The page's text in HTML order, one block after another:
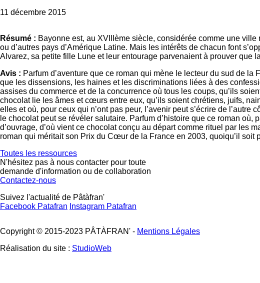
Date
11 décembre 2015
Résumé : Bayonne est, au XVIIIème siècle, considérée comme une
ou d’autres pays d’Amérique Latine. Mais les intérêts de chacun font
Alvarez, sa petite fille Lune et leur entourage parvenaient à prouver que
Avis : Parfum d’aventure que ce roman qui mène le lecteur du sud de
que les dissensions, les haines et les discriminations liées à des
assises du commerce et de la concurrence où tous les coups, qu’ils
chocolat lie les âmes et cœurs entre eux, qu’ils soient chrétiens, juifs,
elles et où, pour ceux qui n’ont pas peur, l’avenir peut s’écrire de
le chocolat peut se révéler salutaire. Parfum d’histoire que ce roman
d’ouvrage, d’où vient ce chocolat conçu au départ comme rituel par les
roman qui méritait son Prix du Cœur de la France en 2003, quoiqu’il
Toutes les ressources
N'hésitez pas à nous contacter pour toute
demande d'information ou de collaboration
Contactez-nous
Suivez l'actualité de Pâtàfran'
Facebook Patafran Instagram Patafran
Copyright © 2015-2023 PÂTÀFRAN' - Mentions Légales
Réalisation du site : StudioWeb